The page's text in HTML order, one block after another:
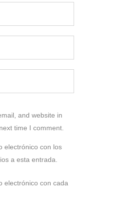
and website in
time I comment.
electrónico con los
a esta entrada.
electrónico con cada